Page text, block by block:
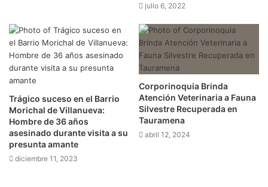
julio 6, 2022
Trágico suceso en el Barrio
Morichal de Villanueva:
Hombre de 36 años
asesinado durante visita a su
presunta amante
diciembre 11, 2023
Corporinoquia Brinda
Atención Veterinaria a Fauna
Silvestre Recuperada en
Tauramena
abril 12, 2024